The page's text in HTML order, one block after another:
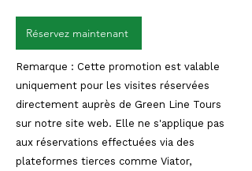
Réservez maintenant
Remarque : Cette promotion est valable
uniquement pour les visites réservées
directement auprès de Green Line Tours
sur notre site web. Elle ne s'applique pas
aux réservations effectuées via des
plateformes tierces comme Viator,